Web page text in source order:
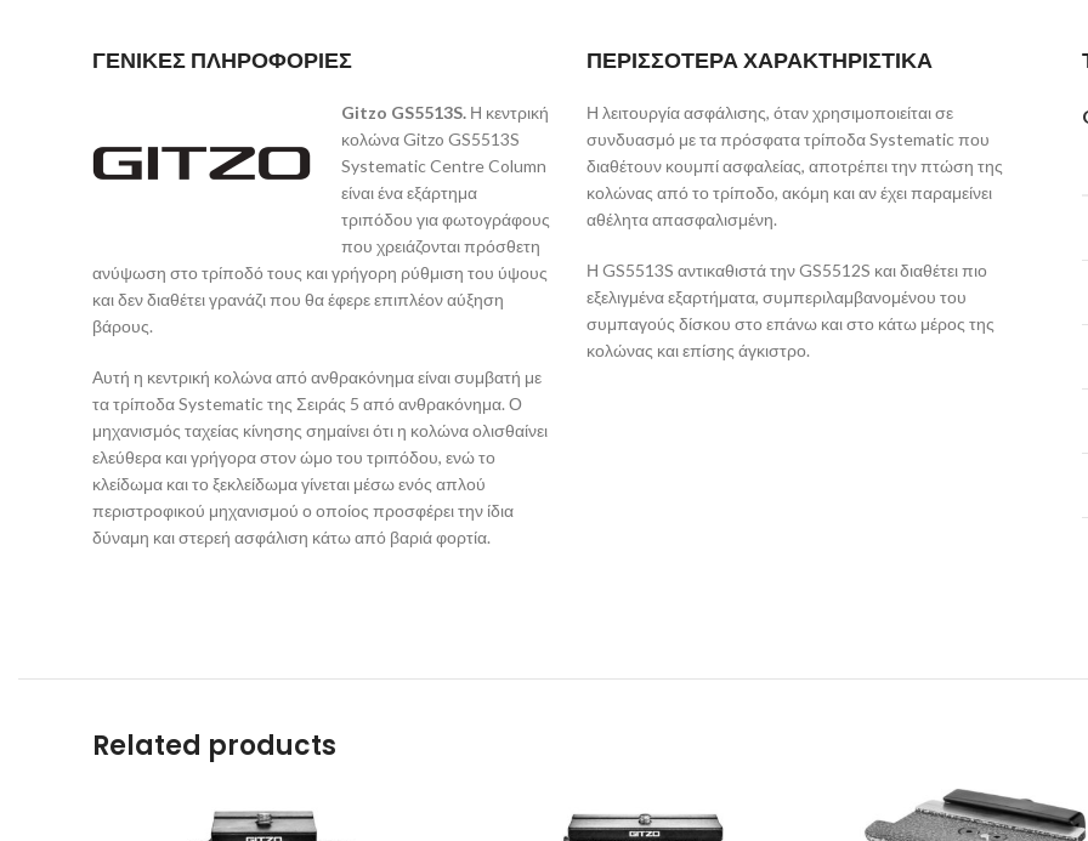
ΓΕΝΙΚΕΣ ΠΛΗΡΟΦΟΡΙΕΣ
Gitzo GS5513S. Η κεντρική
κολώνα Gitzo GS5513S
Systematic Centre Column
είναι ένα εξάρτημα
τριπόδου για φωτογράφους
που χρειάζονται πρόσθετη
ανύψωση στο τρίποδό τους και γρήγορη ρύθμιση του ύψους
και δεν διαθέτει γρανάζι που θα έφερε επιπλέον αύξηση
βάρους.
Αυτή η κεντρική κολώνα από ανθρακόνημα είναι συμβατή με
τα τρίποδα Systematic της Σειράς 5 από ανθρακόνημα. Ο
μηχανισμός ταχείας κίνησης σημαίνει ότι η κολώνα ολισθαίνει
ελεύθερα και γρήγορα στον ώμο του τριπόδου, ενώ το
κλείδωμα και το ξεκλείδωμα γίνεται μέσω ενός απλού
περιστροφικού μηχανισμού ο οποίος προσφέρει την ίδια
δύναμη και στερεή ασφάλιση κάτω από βαριά φορτία.
ΠΕΡΙΣΣΟΤΕΡΑ ΧΑΡΑΚΤΗΡΙΣΤΙΚΑ
Η λειτουργία ασφάλισης, όταν χρησιμοποιείται σε
συνδυασμό με τα πρόσφατα τρίποδα Systematic που
διαθέτουν κουμπί ασφαλείας, αποτρέπει την πτώση της
κολώνας από το τρίποδο, ακόμη και αν έχει παραμείνει
αθέλητα απασφαλισμένη.
Η GS5513S αντικαθιστά την GS5512S και διαθέτει πιο
εξελιγμένα εξαρτήματα, συμπεριλαμβανομένου του
συμπαγούς δίσκου στο επάνω και στο κάτω μέρος της
κολώνας και επίσης άγκιστρο.
Related products